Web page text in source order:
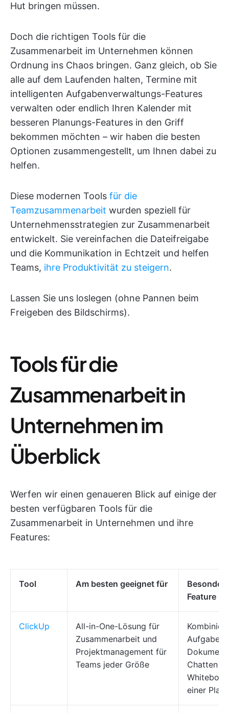
Hut bringen müssen.
Doch die richtigen Tools für die
Zusammenarbeit im Unternehmen können
Ordnung ins Chaos bringen. Ganz gleich, ob Sie
alle auf dem Laufenden halten, Termine mit
intelligenten Aufgabenverwaltungs-Features
verwalten oder endlich Ihren Kalender mit
besseren Planungs-Features in den Griff
bekommen möchten – wir haben die besten
Optionen zusammengestellt, um Ihnen dabei zu
helfen.
Diese modernen Tools für die
Teamzusammenarbeit wurden speziell für
Unternehmensstrategien zur Zusammenarbeit
entwickelt. Sie vereinfachen die Dateifreigabe
und die Kommunikation in Echtzeit und helfen
Teams, ihre Produktivität zu steigern.
Lassen Sie uns loslegen (ohne Pannen beim
Freigeben des Bildschirms).
Tools für die
Zusammenarbeit in
Unternehmen im
Überblick
Werfen wir einen genaueren Blick auf einige der
besten verfügbaren Tools für die
Zusammenarbeit in Unternehmen und ihre
Features:
Tool Am besten geeignet für
Feature
ClickUp
All-in-One-Lösung für
Zusammenarbeit und
Projektmanagement für
Teams jeder Größe
Kombiniert
Aufgaben,
Chatten
einer